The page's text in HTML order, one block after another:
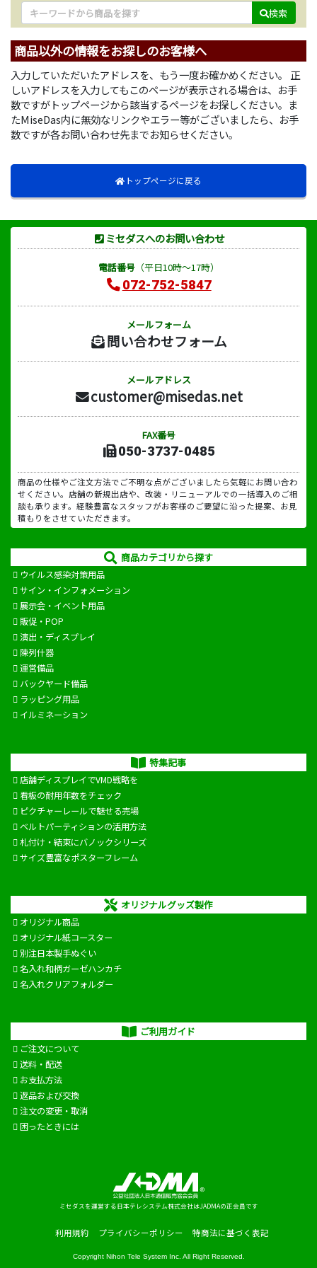
検索
商品以外の情報をお探しのお客様へ
入力していただいたアドレスを、もう一度お確かめください。 正
しいアドレスを入力してもこのページが表示される場合は、お手
数ですがトップページから該当するページをお探しください。ま
たMiseDas内に無効なリンクやエラー等がございましたら、お手
数ですが各お問い合わせ先までお知らせください。
トップページに戻る
ミセダスへのお問い合わせ
電話番号（平日10時～17時）
072-752-5847
メールフォーム
問い合わせフォーム
メールアドレス
customer@misedas.net
FAX番号
050-3737-0485
商品の仕様やご注文方法でご不明な点がございましたら気軽にお問い合わ
せください。店舗の新規出店や、改装・リニューアルでの一括導入のご相
談も承ります。経験豊富なスタッフがお客様のご要望に沿った提案、お見
積もりをさせていただきます。
商品カテゴリから探す
ウイルス感染対策用品
サイン・インフォメーション
展示会・イベント用品
販促・POP
演出・ディスプレイ
陳列什器
運営備品
バックヤード備品
ラッピング用品
イルミネーション
特集記事
店舗ディスプレイでVMD戦略を
看板の耐用年数をチェック
ピクチャーレールで魅せる売場
ベルトパーティションの活用方法
札付け・結束にバノックシリーズ
サイズ豊富なポスターフレーム
オリジナルグッズ製作
オリジナル商品
オリジナル紙コースター
別注日本製手ぬぐい
名入れ和柄ガーゼハンカチ
名入れクリアフォルダー
ご利用ガイド
ご注文について
送料・配送
お支払方法
返品および交換
注文の変更・取消
困ったときには
ミセダスを運営する日本テレシステム株式会社はJADMAの正会員です
利用規約 プライバシーポリシー 特商法に基づく表記
Copyright Nihon Tele System Inc. All Right Reserved.